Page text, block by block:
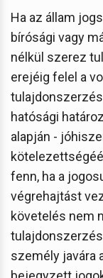
Ha az állam
bírósági vagy
nélkül szerez
erejéig felel a
hatósági
alapján -
fenn, ha a
végrehajtást
követelés nem
személy javára